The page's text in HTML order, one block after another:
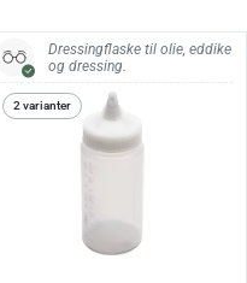
0,25 l
Dressingflaske til olie, eddike
og dressing.
2 varianter